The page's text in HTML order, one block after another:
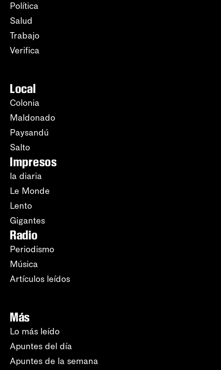
Política
Salud
Trabajo
Verifica
Local
Colonia
Maldonado
Paysandú
Salto
Impresos
la diaria
Le Monde
Lento
Gigantes
Radio
Periodismo
Música
Artículos leídos
Más
Lo más leído
Apuntes del día
Apuntes de la semana